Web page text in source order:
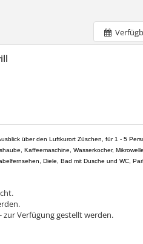
über den Luftkurort Züschen, für 1 - 5
Kaffeemaschine, Wasserkocher,
Diele, Bad mit Dusche und WC,
zur Verfügung gestellt werden.